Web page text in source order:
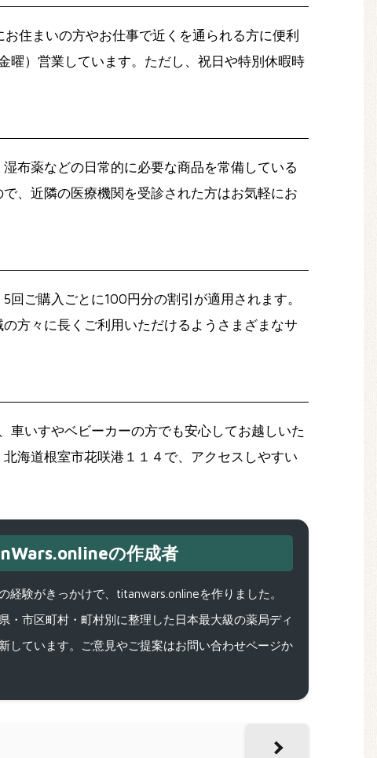
住まいの方やお仕事で近くを通られる方に便利
曜）営業しています。ただし、祝日や特別休暇時
布薬などの日常的に必要な商品を常備している
、近隣の医療機関を受診された方はお気軽にお
ご購入ごとに100円分の割引が適用されます。
方々に長くご利用いただけるようさまざまなサ
車いすやベビーカーの方でも安心してお越しいた
海道根室市花咲港１１４で、アクセスしやすい
の作成者
験がきっかけで、titanwars.onlineを作りました。
市区町村・町村別に整理した日本最大級の薬局ディ
しています。ご意見やご提案はお問い合わせページか